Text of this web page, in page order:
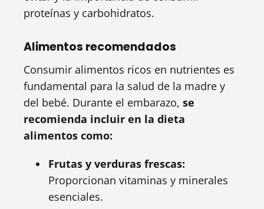
proteínas y carbohidratos.
Alimentos recomendados
Consumir alimentos ricos en nutrientes es
fundamental para la salud de la madre y
del bebé. Durante el embarazo, se
recomienda incluir en la dieta
alimentos como:
Frutas y verduras frescas:
Proporcionan vitaminas y minerales
esenciales.